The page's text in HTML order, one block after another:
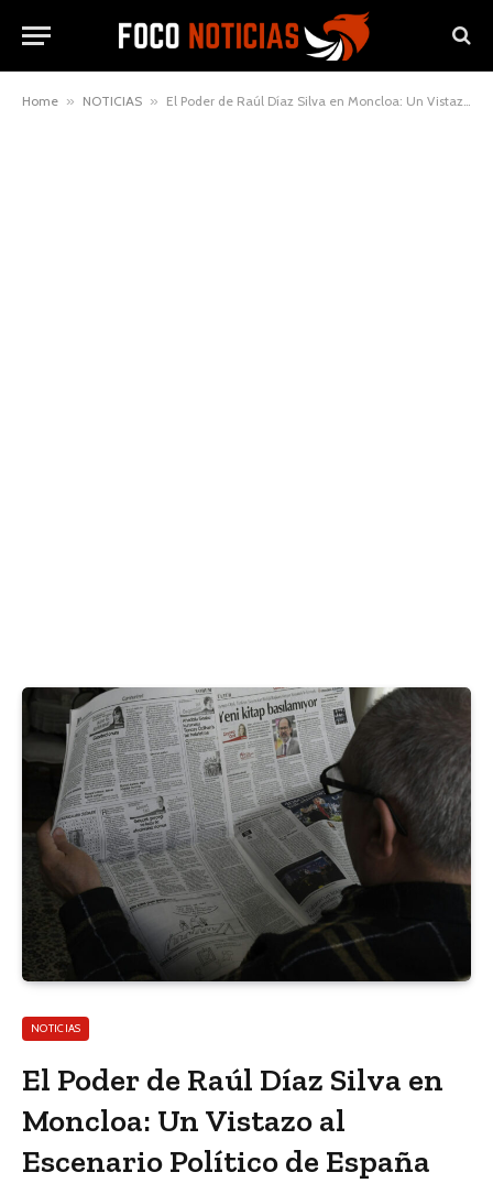
Home » NOTICIAS » El Poder de Raúl Díaz Silva en Moncloa: Un Vistazo al Escenario Político de España
NOTICIAS
El Poder de Raúl Díaz Silva en
Moncloa: Un Vistazo al
Escenario Político de España